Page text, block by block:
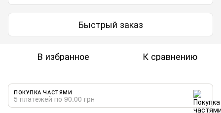
Быстрый заказ
В избранное К сравнению
ПОКУПКА ЧАСТЯМИ
5 платежей по 90.00 грн